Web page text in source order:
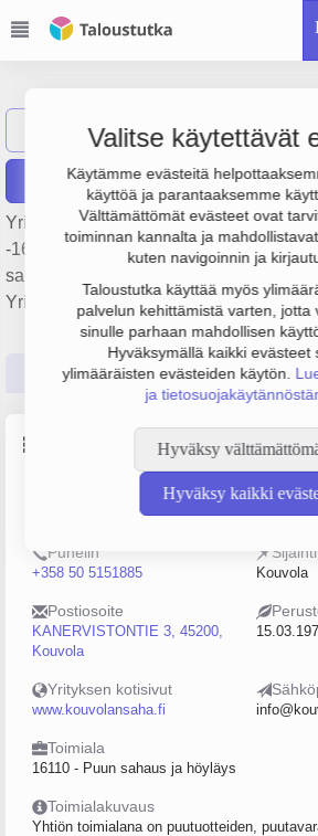
Valitse käytettävät
Käytämme evästeitä
käyttöä ja parantaaksemme
Välttämättömät evästeet ovat
toiminnan kannalta ja
kuten navigoinnin ja
Taloustutka käyttää myös
palvelun kehittämistä varten, jotta
sinulle parhaan mahdollisen
Hyväksymällä kaikki evästeet
ylimääräisten evästeiden käytön.
ja
Hyväksy
Hyväksy kaikki
Näytä haku
Raportit
Yrityksen Kouvolan Saha Oy liikevaihto
-16 000 € ja henkilöstömäärä 8. Sen
sahaus ja höyläys, perustamisvuosi
Yrityksen yhtiömuoto Osakeyhtiö (OY).
Perustiedot Tilinpäätösluvut
5–9
Puhelin
+358 50 5151885
Sijainti
Kouvola
Postiosoite
KANERVISTONTIE 3, 45200,
Kouvola
Yrityksen kotisivut
www.kouvolansaha.fi
Toimiala
16110 - Puun sahaus ja höyläys
Toimialakuvaus
Yhtiön toimialana on puutuotteiden,